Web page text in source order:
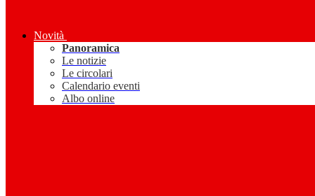
Novità
Panoramica
Le notizie
Le circolari
Calendario eventi
Albo online